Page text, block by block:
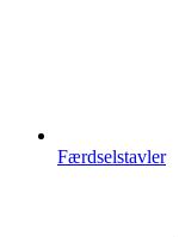
Færdselstavler